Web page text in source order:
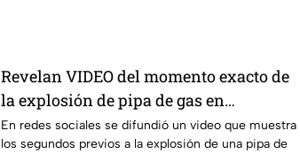
Revelan VIDEO del momento exacto de
la explosión de pipa de gas en
Cuernavaca, Morelos
En redes sociales se difundió un video que muestra
los segundos previos a la explosión de una pipa de